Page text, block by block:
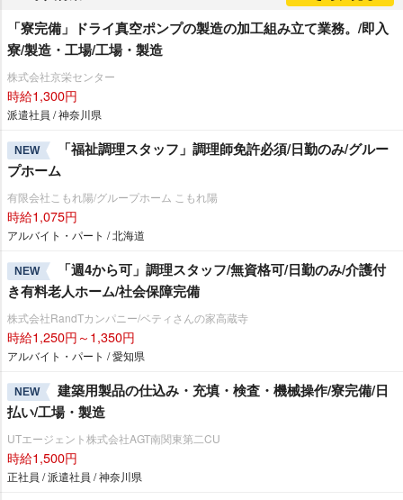
「寮完備」ドライ真空ポンプの製造の加工組み立て業務。/即入
寮/製造・工場/工場・製造
株式会社京栄センター
時給1,300円
派遣社員 / 神奈川県
NEW
「福祉調理スタッフ」調理師免許必須/日勤のみ/グルー
プホーム
有限会社こもれ陽/グループホーム こもれ陽
時給1,075円
アルバイト・パート / 北海道
NEW
「週4から可」調理スタッフ/無資格可/日勤のみ/介護付
き有料老人ホーム/社会保障完備
株式会社RandTカンパニー/ベティさんの家高蔵寺
時給1,250円～1,350円
アルバイト・パート / 愛知県
NEW
建築用製品の仕込み・充填・検査・機械操作/寮完備/日
払い/工場・製造
UTエージェント株式会社AGT南関東第二CU
時給1,500円
正社員 / 派遣社員 / 神奈川県